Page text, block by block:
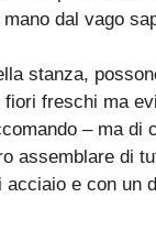
dal vago
stanza,
fiori freschi ma
– ma di
assemblare di
e con un